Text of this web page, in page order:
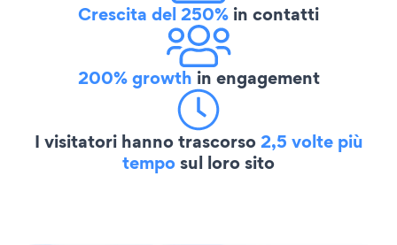
Crescita del 250% in contatti
200% growth in engagement
I visitatori hanno trascorso2,5 volte più
temposul loro sito